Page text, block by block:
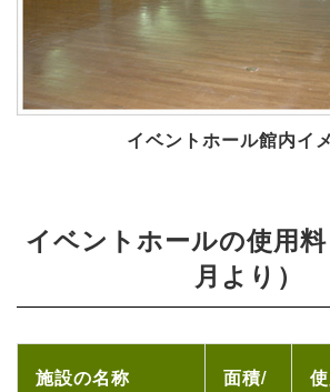
イベントホール館内イ
イベントホールの使用
月より）
施設の名称
面積/